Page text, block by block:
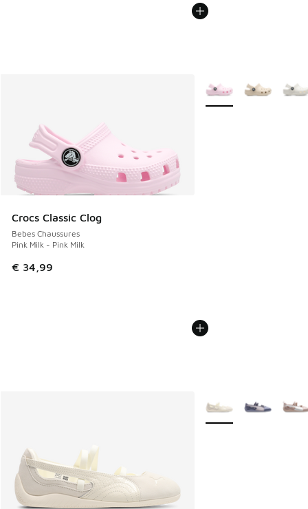
Crocs Classic Clog
Bebes Chaussures
Pink Milk - Pink Milk
€ 34,99
Plus de couleurs
Plus de couleurs